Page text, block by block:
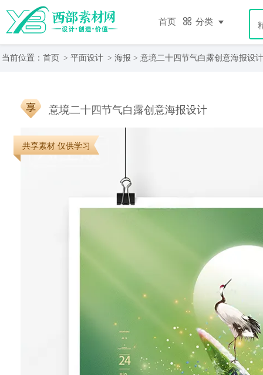
首页 分类
当前位置： 首页 > 平面设计 > 海报 > 意境二十四节气白露创意海报设计
意境二十四节气白露创意海报设计
共享素材 仅供学习